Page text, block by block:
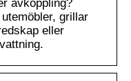
avkoppling?
grillar
eller